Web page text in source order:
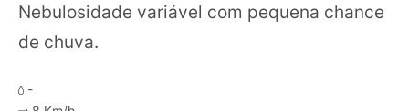
Nebulosidade variável com pequena chance
de chuva.
-